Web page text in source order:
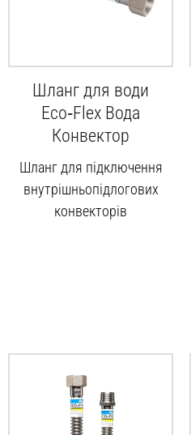
Шланг для води
Eco‑Flex Вода
Конвектор
Шланг для підключення
внутрішньопідлогових
конвекторів